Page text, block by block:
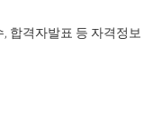
합격자발표 등 자격정